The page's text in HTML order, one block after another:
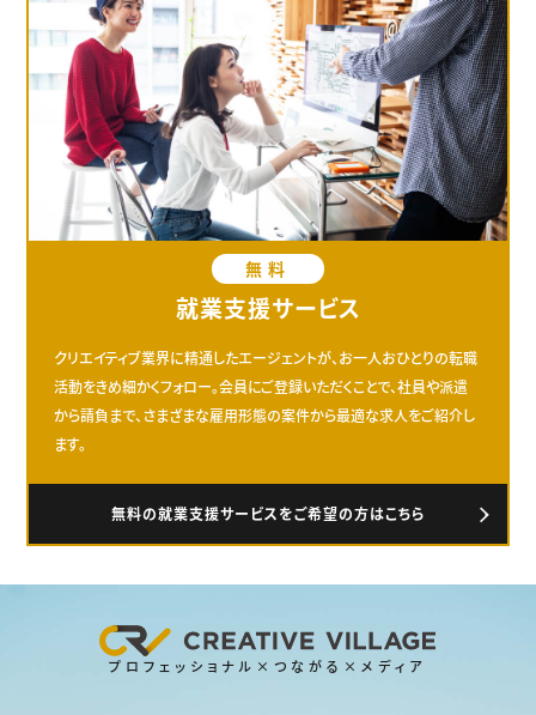
無料
就業支援サービス
クリエイティブ業界に精通したエージェントが、お一人おひとりの転職
活動をきめ細かくフォロー。会員にご登録いただくことで、社員や派遣
から請負まで、さまざまな雇用形態の案件から最適な求人をご紹介し
ます。
無料の就業支援サービスをご希望の方はこちら
プロフェッショナル×つながる×メディア